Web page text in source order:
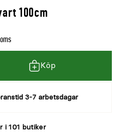
100cm
Köp
3-7 arbetsdagar
i 101 butiker